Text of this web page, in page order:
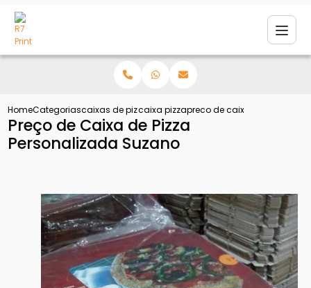
HomeCategoriascaixas de pizzacaixa pizzapreco de caixa de pizza
Preço de Caixa de Pizza
Personalizada Suzano